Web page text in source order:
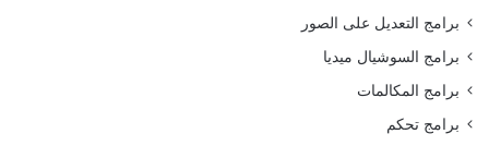
برامج التعديل على الصور
برامج السوشيال ميديا
برامج المكالمات
برامج تحكم